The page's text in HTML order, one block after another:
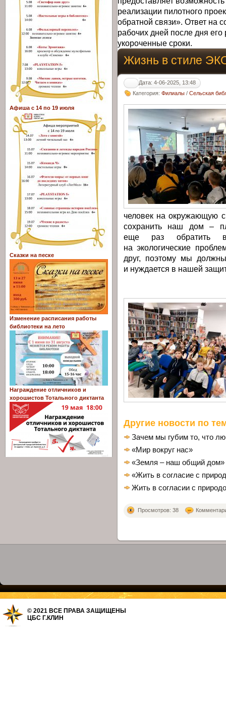
реализации пилотного
обратной связи». Ответ на
рабочих дней после дня
укороченные сроки.
Жизнь в стиле
Дата: 4-06-2025, 13:48
Категория: Филиалы / Сельская
человек на окружающую
сохранить наш дом –
еще раз обратить
на экологические
друг, поэтому мы
и нуждается в нашей
Другие новости по
Зачем мы губим то, что
«Мир вокруг нас»
«Земля – наш общий дом»
«Жить в согласие с
Жить в согласии с
Просмотров: 38
Афиша с 14 по 19 июля
Сказки на песке
Изменение расписания работы
библиотеки на лето
Награждение отличников и
хорошистов Тотального диктанта
© 2021 ВСЕ ПРАВА ЗАЩИЩЕНЫ
ЦБС Г.КЛИН